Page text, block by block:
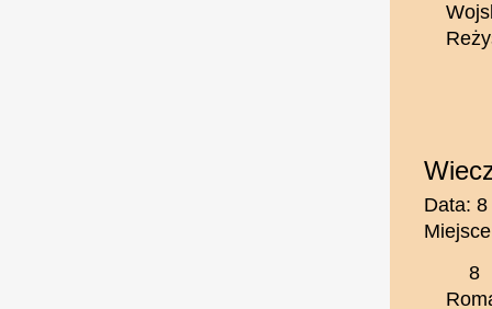
Data:
8